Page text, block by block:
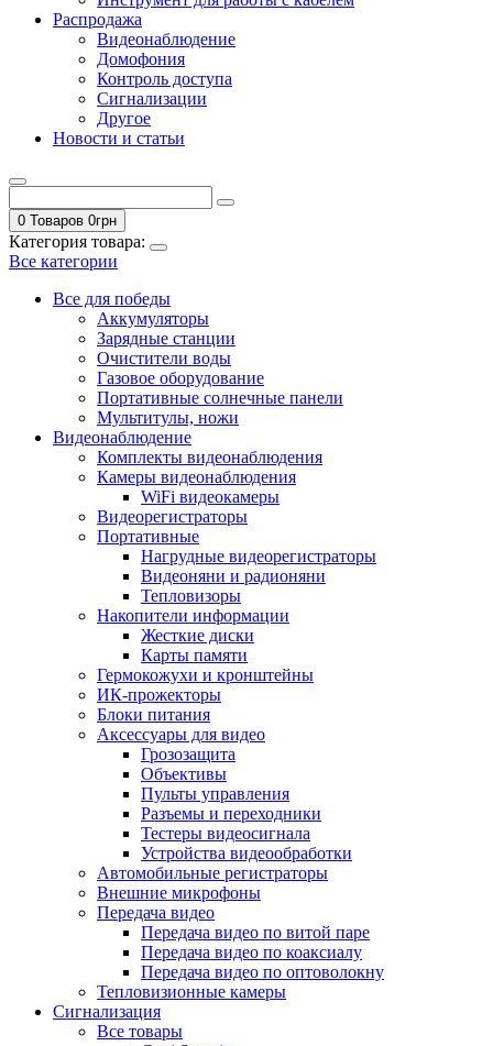
Распродажа
Видеонаблюдение
Домофония
Контроль доступа
Сигнализации
Другое
Новости и статьи
0 Товаров 0грн
Категория товара:
Все категории
Все для победы
Аккумуляторы
Зарядные станции
Очистители воды
Газовое оборудование
Портативные солнечные панели
Мультитулы, ножи
Видеонаблюдение
Комплекты видеонаблюдения
Камеры видеонаблюдения
WiFi видеокамеры
Видеорегистраторы
Портативные
Нагрудные видеорегистраторы
Видеоняни и радионяни
Тепловизоры
Накопители информации
Жесткие диски
Карты памяти
Гермокожухи и кронштейны
ИК-прожекторы
Блоки питания
Аксессуары для видео
Грозозащита
Объективы
Пульты управления
Разъемы и переходники
Тестеры видеосигнала
Устройства видеообработки
Автомобильные регистраторы
Внешние микрофоны
Передача видео
Передача видео по витой паре
Передача видео по коаксиалу
Передача видео по оптоволокну
Тепловизионные камеры
Сигнализация
Все товары